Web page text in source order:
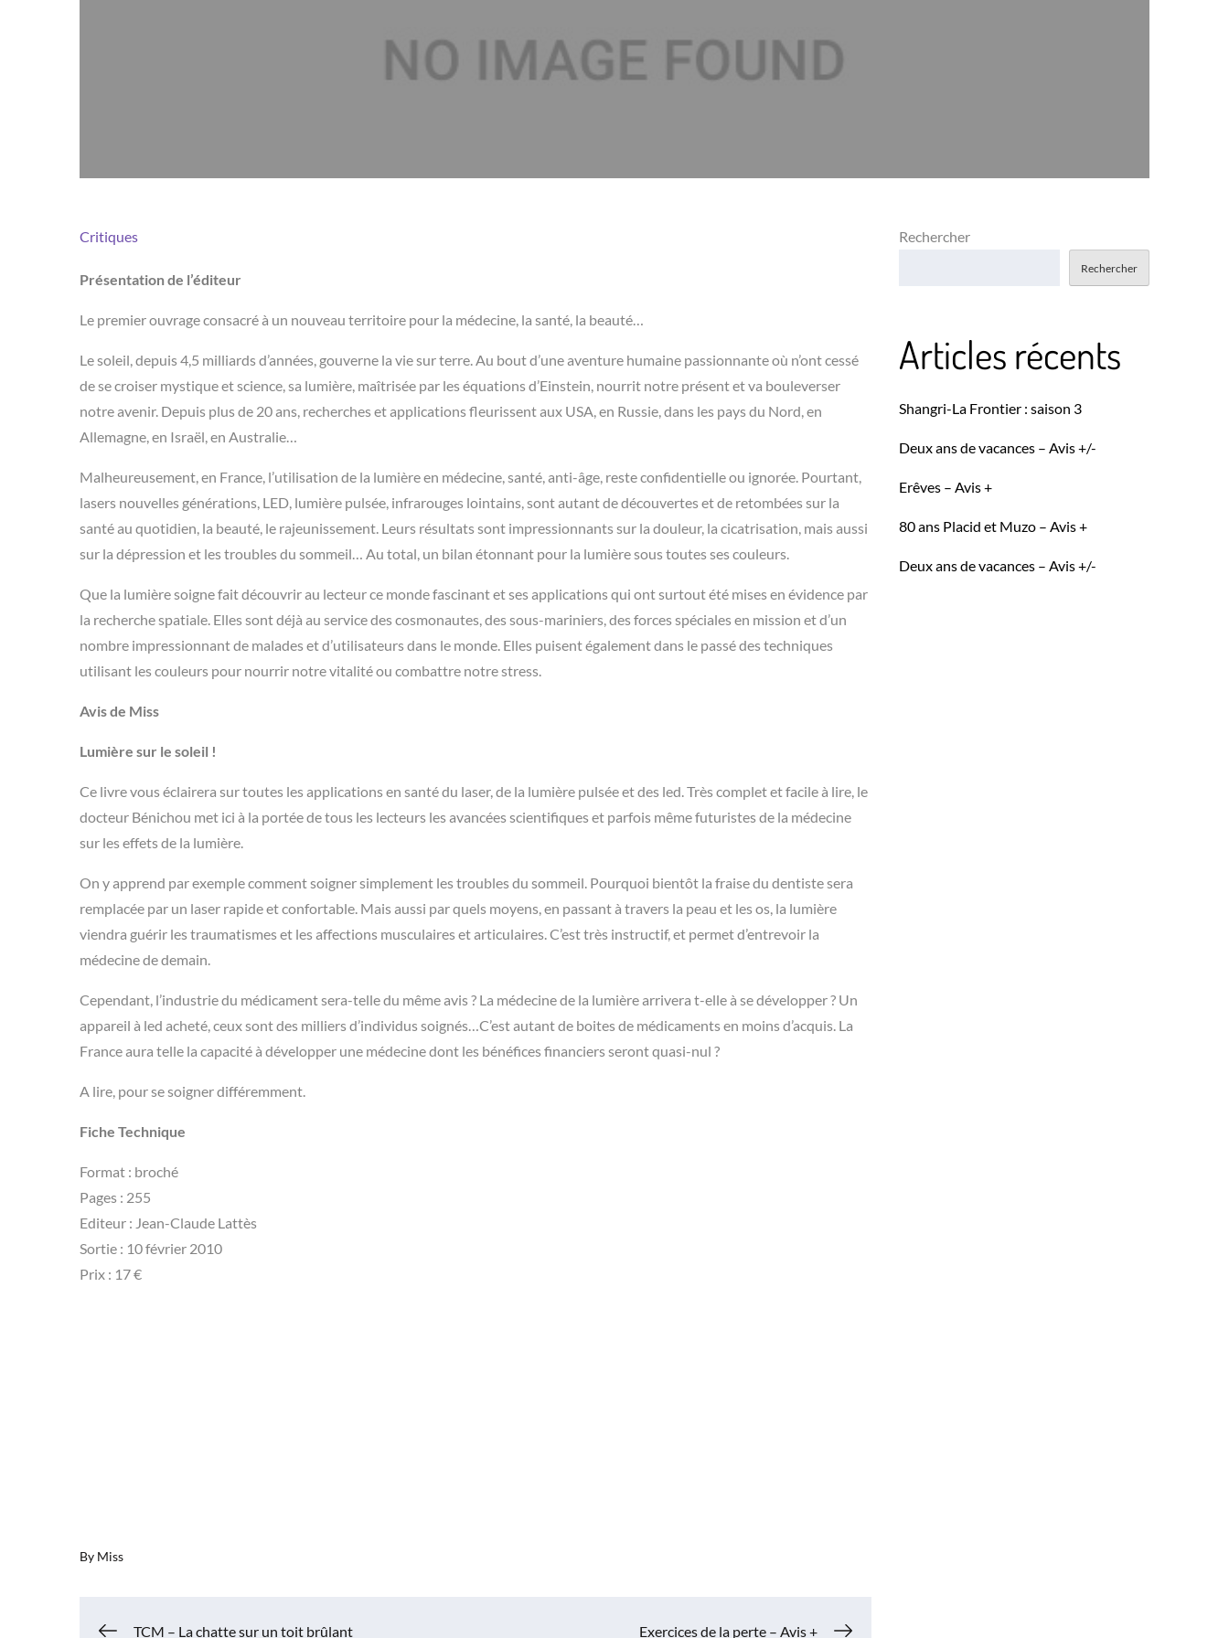
Critiques
Présentation de l’éditeur
Le premier ouvrage consacré à un nouveau territoire pour la médecine, la santé, la beauté…
Le soleil, depuis 4,5 milliards d’années, gouverne la vie sur terre. Au bout d’une aventure humaine passionnante où n’ont cessé
de se croiser mystique et science, sa lumière, maîtrisée par les équations d’Einstein, nourrit notre présent et va bouleverser
notre avenir. Depuis plus de 20 ans, recherches et applications fleurissent aux USA, en Russie, dans les pays du Nord, en
Allemagne, en Israël, en Australie…
Malheureusement, en France, l’utilisation de la lumière en médecine, santé, anti-âge, reste confidentielle ou ignorée. Pourtant,
lasers nouvelles générations, LED, lumière pulsée, infrarouges lointains, sont autant de découvertes et de retombées sur la
santé au quotidien, la beauté, le rajeunissement. Leurs résultats sont impressionnants sur la douleur, la cicatrisation, mais aussi
sur la dépression et les troubles du sommeil… Au total, un bilan étonnant pour la lumière sous toutes ses couleurs.
Que la lumière soigne fait découvrir au lecteur ce monde fascinant et ses applications qui ont surtout été mises en évidence par
la recherche spatiale. Elles sont déjà au service des cosmonautes, des sous-mariniers, des forces spéciales en mission et d’un
nombre impressionnant de malades et d’utilisateurs dans le monde. Elles puisent également dans le passé des techniques
utilisant les couleurs pour nourrir notre vitalité ou combattre notre stress.
Avis de Miss
Lumière sur le soleil !
Ce livre vous éclairera sur toutes les applications en santé du laser, de la lumière pulsée et des led. Très complet et facile à lire, le
docteur Bénichou met ici à la portée de tous les lecteurs les avancées scientifiques et parfois même futuristes de la médecine
sur les effets de la lumière.
On y apprend par exemple comment soigner simplement les troubles du sommeil. Pourquoi bientôt la fraise du dentiste sera
remplacée par un laser rapide et confortable. Mais aussi par quels moyens, en passant à travers la peau et les os, la lumière
viendra guérir les traumatismes et les affections musculaires et articulaires. C’est très instructif, et permet d’entrevoir la
médecine de demain.
Cependant, l’industrie du médicament sera-telle du même avis ? La médecine de la lumière arrivera t-elle à se développer ? Un
appareil à led acheté, ceux sont des milliers d’individus soignés…C’est autant de boites de médicaments en moins d’acquis. La
France aura telle la capacité à développer une médecine dont les bénéfices financiers seront quasi-nul ?
A lire, pour se soigner différemment.
Fiche Technique
Format : broché
Pages : 255
Editeur : Jean-Claude Lattès
Sortie : 10 février 2010
Prix : 17 €
By Miss
TCM – La chatte sur un toit brûlant Exercices de la perte – Avis +
Rechercher
Rechercher
Articles récents
Shangri-La Frontier : saison 3
Deux ans de vacances – Avis +/-
Erêves – Avis +
80 ans Placid et Muzo – Avis +
Deux ans de vacances – Avis +/-